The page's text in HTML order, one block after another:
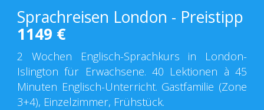
Sprachreisen London - Preistipp
1149 €
2 Wochen Englisch-Sprachkurs in London-
Islington für Erwachsene. 40 Lektionen à 45
Minuten Englisch-Unterricht. Gastfamilie (Zone
3+4), Einzelzimmer, Frühstück.